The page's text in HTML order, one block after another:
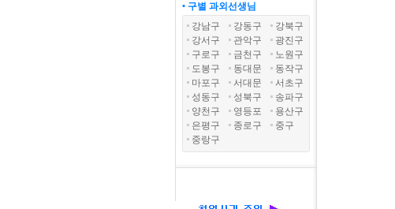
• 구별 과외선생님
강남구
강동구
강북구
강서구
관악구
광진구
구로구
금천구
노원구
도봉구
동대문
동작구
마포구
서대문
서초구
성동구
성북구
송파구
양천구
영등포
용산구
은평구
종로구
중구
중랑구